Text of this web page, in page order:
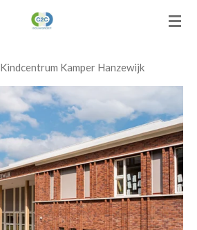
Kindcentrum Kamper Hanzewijk